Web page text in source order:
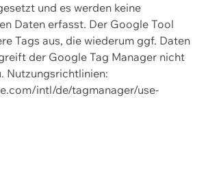
und es werden keine
Daten erfasst. Der Google Tool
Tags aus, die wiederum ggf. Daten
der Google Tag Manager nicht
Nutzungsrichtlinien:
intl/de/tagmanager/use-